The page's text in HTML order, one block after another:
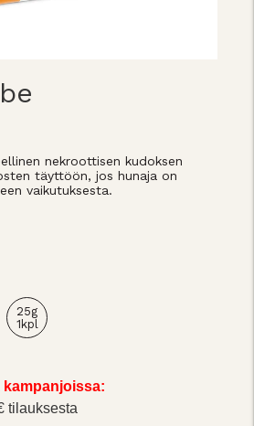
nekroottisen kudoksen
täyttöön, jos hunaja on
vaikutuksesta.
25g
1kpl
kampanjoissa:
tilauksesta